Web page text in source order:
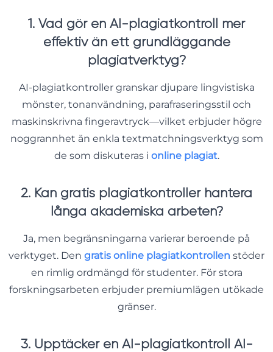
1. Vad gör en AI-plagiatkontroll mer
effektiv än ett grundläggande
plagiatverktyg?
AI-plagiatkontroller granskar djupare lingvistiska
mönster, tonanvändning, parafraseringsstil och
maskinskrivna fingeravtryck—vilket erbjuder högre
noggrannhet än enkla textmatchningsverktyg som
de som diskuteras i online plagiat.
2. Kan gratis plagiatkontroller hantera
långa akademiska arbeten?
Ja, men begränsningarna varierar beroende på
verktyget. Den gratis online plagiatkontrollen stöder
en rimlig ordmängd för studenter. För stora
forskningsarbeten erbjuder premiumlägen utökade
gränser.
3. Upptäcker en AI-plagiatkontroll AI-